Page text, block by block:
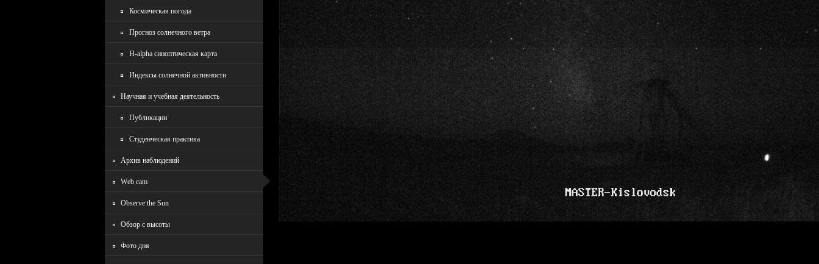
Космическая погода
Прогноз солнечного ветра
H-alpha синоптическая карта
Индексы солнечной активности
Научная и учебная деятельность
Публикации
Студенческая практика
Архив наблюдений
Wеb cam
Observe the Sun
Обзор с высоты
Фото дня